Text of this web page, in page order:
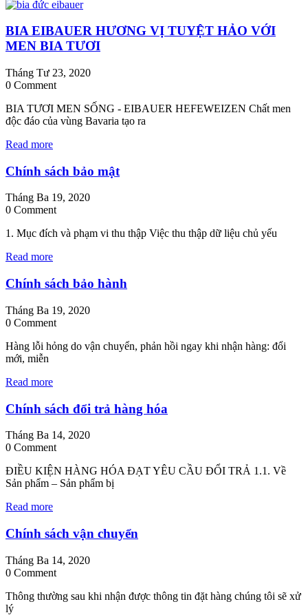
BIA EIBAUER HƯƠNG VỊ TUYỆT HẢO VỚI
MEN BIA TƯƠI
Tháng Tư 23, 2020
0 Comment
BIA TƯƠI MEN SỐNG - EIBAUER HEFEWEIZEN Chất men
độc đáo của vùng Bavaria tạo ra
Read more
Chính sách bảo mật
Tháng Ba 19, 2020
0 Comment
1. Mục đích và phạm vi thu thập Việc thu thập dữ liệu chủ yếu
Read more
Chính sách bảo hành
Tháng Ba 19, 2020
0 Comment
Hàng lỗi hỏng do vận chuyển, phản hồi ngay khi nhận hàng: đổi
mới, miễn
Read more
Chính sách đổi trả hàng hóa
Tháng Ba 14, 2020
0 Comment
ĐIỀU KIỆN HÀNG HÓA ĐẠT YÊU CẦU ĐỔI TRẢ 1.1. Về
Sản phẩm – Sản phẩm bị
Read more
Chính sách vận chuyển
Tháng Ba 14, 2020
0 Comment
Thông thường sau khi nhận được thông tin đặt hàng chúng tôi sẽ xử
lý